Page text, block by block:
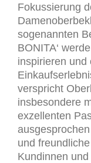
Fokussierung
sogenannten
BONITA‘
inspirieren und
verspricht
insbesondere
exzellenten
und
Kundinnen